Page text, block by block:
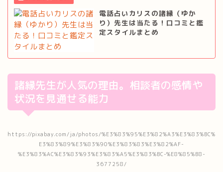
電話占いカリスの諸縁（ゆか
り）先生は当たる！口コミと鑑
定スタイルまとめ
諸縁先生が人気の理由。相談者の感情や
状況を見通せる能力
https://pixabay.com/ja/photos/%E3%83%95%E3%82%A3%E3%83%BC%
E3%83%89%E3%83%90%E3%83%83%E3%82%AF-
%E3%83%AC%E3%83%93%E3%83%A5%E3%83%BC-%E8%85%B8-
3677258/